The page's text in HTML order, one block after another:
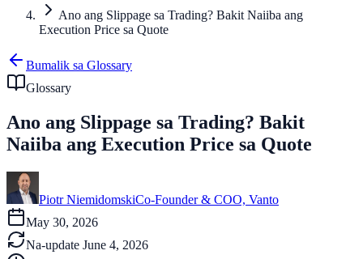
Ano ang Slippage sa Trading? Bakit Naiiba ang
Execution Price sa Quote
Bumalik sa Glossary
Glossary
Ano ang Slippage sa Trading? Bakit
Naiiba ang Execution Price sa Quote
Piotr NiemidomskiCo-Founder & COO, Vanto
May 30, 2026
Na-update June 4, 2026